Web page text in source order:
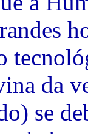
da
se